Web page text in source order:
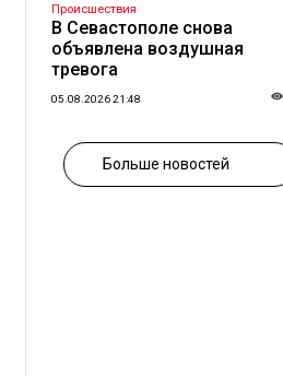
Происшествия
В Севастополе снова
объявлена воздушная
тревога
05.08.2026 21:48
Больше новостей